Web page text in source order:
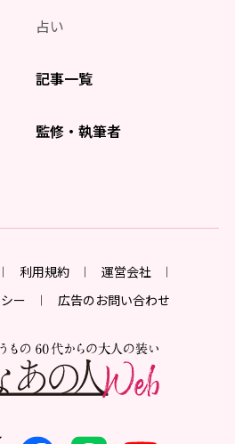
占い
記事一覧
監修・執筆者
利用規約
運営会社
ー
広告のお問い合わせ